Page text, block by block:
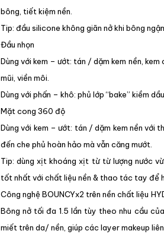
bông, tiết kiệm nền.
Tip: đầu silicone không giãn nở khi bông
Đầu nhọn
Dùng với kem – ướt: tán / dặm kem nền,
mũi, viền môi.
Dùng với phấn – khô: phủ lớp “bake” kiềm
Mặt cong 360 độ
Dùng với kem – ướt: tán / dặm kem nền với
đến che phủ hoàn hảo mà vẫn căng mướt.
Tip: dùng xịt khoáng xịt từ từ lượng nước
tốt nhất với chất liệu nền & thao tác tay để
Công nghệ BOUNCYx2 trên nền chất liệu
Bông nở tối đa 1.5 lần tùy theo nhu cầu
miết trên da/ nền, giúp các layer makeup